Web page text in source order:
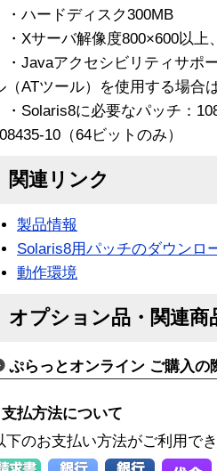
・ハードディスク300MB
・Xサーバ解像度800×600以上
・Javaアクセシビリティサポ
（ATツール）を使用する場合
・Solaris8に必要なパッチ：
10（64ビットのみ）
関連リンク
製品情報
Solaris8用パッチのダウンロ
動作環境
オプション品・関連商
ぷらっとオンライン ご購入の
支払方法について
下のお支払い方法がご利用で